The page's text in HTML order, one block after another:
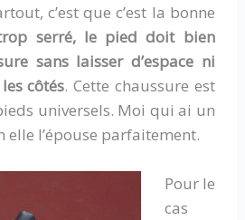
c’est que c’est la bonne
serré, le pied doit bien
sans laisser d’espace ni
côtés. Cette chaussure est
universels. Moi qui ai un
elle l’épouse parfaitement.
Pour le
cas